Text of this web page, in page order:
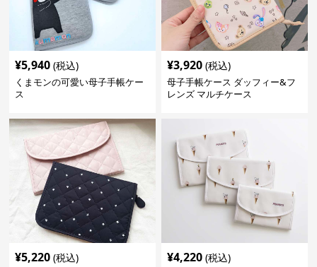
¥5,940 (税込)
くまモンの可愛い母子手帳ケー
ス
¥3,920 (税込)
母子手帳ケース ダッフィー&フ
レンズ マルチケース
¥5,220 (税込) ¥4,220 (税込)